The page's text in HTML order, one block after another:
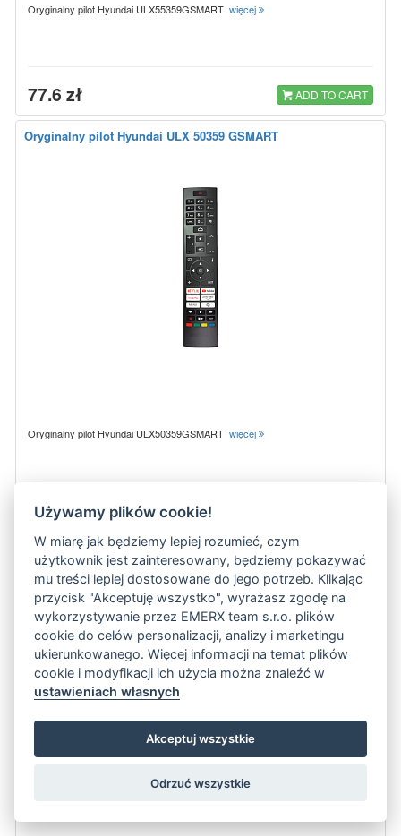
Oryginalny pilot Hyundai ULX55359GSMART więcej
77.6 zł ADD TO CART
Oryginalny pilot Hyundai ULX 50359 GSMART
Oryginalny pilot Hyundai ULX50359GSMART więcej
77.6 zł
Oryginalny pilot Hyundai HLP 24T329
Używamy plików cookie!
W miarę jak będziemy lepiej rozumieć, czym
użytkownik jest zainteresowany, będziemy pokazywać
mu treści lepiej dostosowane do jego potrzeb. Klikając
przycisk "Akceptuję wszystko", wyrażasz zgodę na
wykorzystywanie przez EMERX team s.r.o. plików
cookie do celów personalizacji, analizy i marketingu
ukierunkowanego. Więcej informacji na temat plików
cookie i modyfikacji ich użycia można znaleźć w
ustawieniach własnych
Akceptuj wszystkie
Odrzuć wszystkie